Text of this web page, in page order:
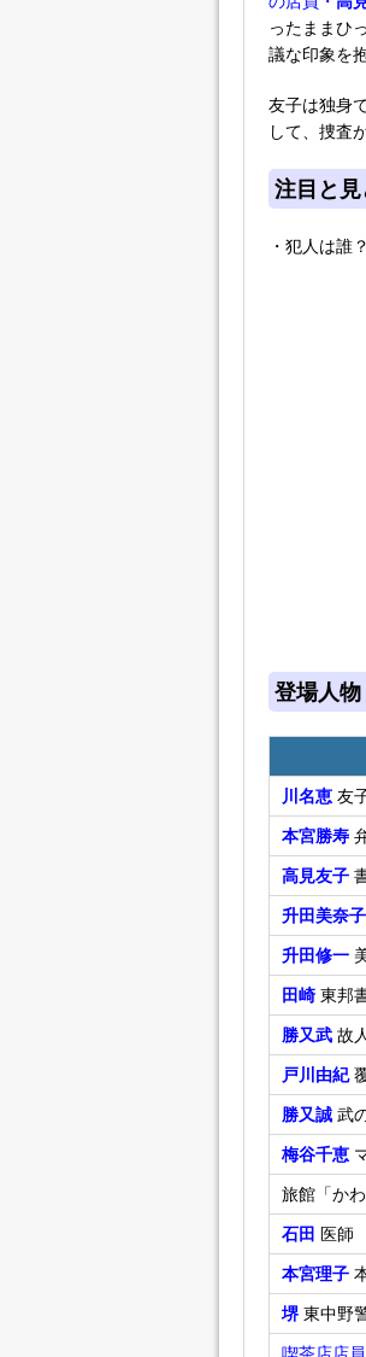
ったままひ
議な印象を抱
友子は独身
して、捜査
注目と
・犯人は誰？
登場人物
川名恵 友
本宮勝寿
高見友子
升田美奈子
升田修一
田崎 東邦
勝又武 故人
戸川由紀
勝又誠 武
梅谷千恵
旅館「か
石田 医師
本宮理子
堺 東中野
喫茶店店員